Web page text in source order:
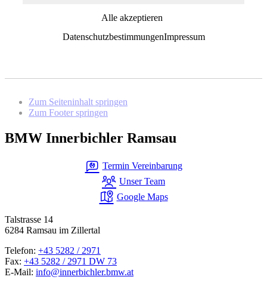
Alle akzeptieren
DatenschutzbestimmungenImpressum
Zum Seiteninhalt springen
Zum Footer springen
BMW Innerbichler Ramsau
Termin Vereinbarung
Unser Team
Google Maps
Talstrasse 14
6284 Ramsau im Zillertal
Telefon: +43 5282 / 2971
Fax: +43 5282 / 2971 DW 73
E-Mail: info@innerbichler.bmw.at